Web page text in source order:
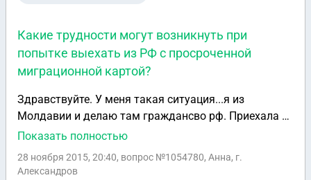
Какие трудности могут возникнуть при
попытке выехать из РФ с просроченной
миграционной картой?
Здравствуйте. У меня такая ситуация...я из
Молдавии и делаю там граждансво рф. Приехала в
Россию учится, так и указала в миграц. карте.
(Отказались продливать т.к школьная справка не
Показать полностью
28 ноября 2015, 20:40, вопрос №1054780, Анна, г.
Александров